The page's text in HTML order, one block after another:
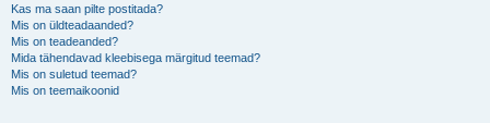
Kas ma saan pilte postitada?
Mis on üldteadaanded?
Mis on teadeanded?
Mida tähendavad kleebisega märgitud teemad?
Mis on suletud teemad?
Mis on teemaikoonid